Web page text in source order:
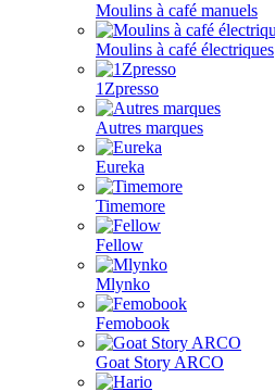
Moulins à café manuels
Moulins à café électriques
1Zpresso
Autres marques
Eureka
Timemore
Fellow
Mlynko
Femobook
Goat Story ARCO